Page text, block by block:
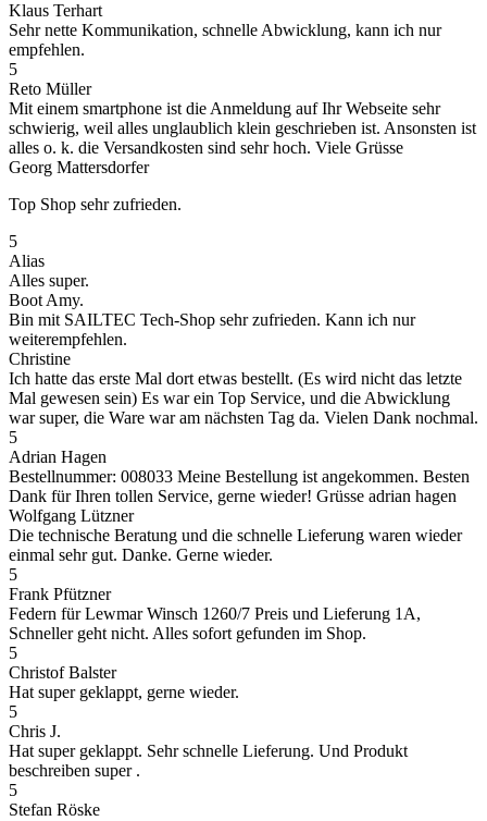
Klaus Terhart
Sehr nette Kommunikation, schnelle Abwicklung, kann ich nur
empfehlen.
5
Reto Müller
Mit einem smartphone ist die Anmeldung auf Ihr Webseite sehr
schwierig, weil alles unglaublich klein geschrieben ist. Ansonsten ist
alles o. k. die Versandkosten sind sehr hoch. Viele Grüsse
Georg Mattersdorfer
Top Shop sehr zufrieden.
5
Alias
Alles super.
Boot Amy.
Bin mit SAILTEC Tech-Shop sehr zufrieden. Kann ich nur
weiterempfehlen.
Christine
Ich hatte das erste Mal dort etwas bestellt. (Es wird nicht das letzte
Mal gewesen sein) Es war ein Top Service, und die Abwicklung
war super, die Ware war am nächsten Tag da. Vielen Dank nochmal.
5
Adrian Hagen
Bestellnummer: 008033 Meine Bestellung ist angekommen. Besten
Dank für Ihren tollen Service, gerne wieder! Grüsse adrian hagen
Wolfgang Lützner
Die technische Beratung und die schnelle Lieferung waren wieder
einmal sehr gut. Danke. Gerne wieder.
5
Frank Pfützner
Federn für Lewmar Winsch 1260/7 Preis und Lieferung 1A,
Schneller geht nicht. Alles sofort gefunden im Shop.
5
Christof Balster
Hat super geklappt, gerne wieder.
5
Chris J.
Hat super geklappt. Sehr schnelle Lieferung. Und Produkt
beschreiben super .
5
Stefan Röske